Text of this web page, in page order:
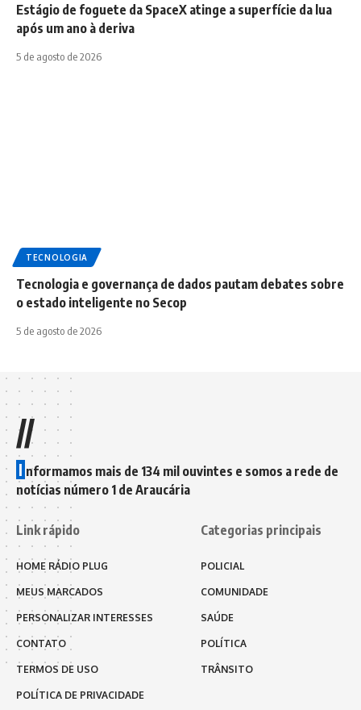
Estágio de foguete da SpaceX atinge a superfície da lua
após um ano à deriva
5 de agosto de 2026
TECNOLOGIA
Tecnologia e governança de dados pautam debates sobre
o estado inteligente no Secop
5 de agosto de 2026
//
I nformamos mais de 134 mil ouvintes e somos a rede de
notícias número 1 de Araucária
Link rápido
HOME RÁDIO PLUG
MEUS MARCADOS
PERSONALIZAR INTERESSES
CONTATO
TERMOS DE USO
POLÍTICA DE PRIVACIDADE
Categorias principais
POLICIAL
COMUNIDADE
SAÚDE
POLÍTICA
TRÂNSITO